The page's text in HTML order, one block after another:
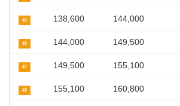
45 138,600 144,000
46 144,000 149,500
47 149,500 155,100
48 155,100 160,800